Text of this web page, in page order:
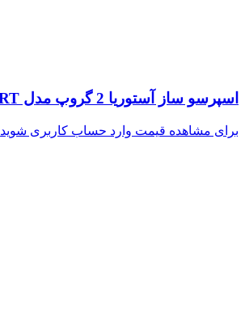
اسپرسو ساز آستوریا 2 گروپ مدل START نیمه اتومات
برای مشاهده قیمت وارد حساب کاربری شوید